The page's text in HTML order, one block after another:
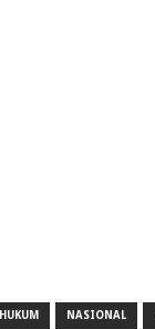
HUKUM NASIONAL